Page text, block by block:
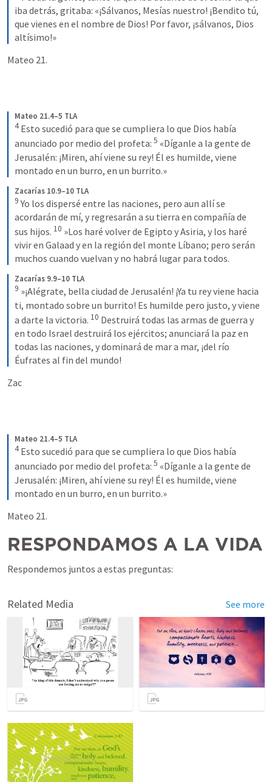
iba detrás, gritaba: «¡Sálvanos, Mesías nuestro! ¡Bendito tú,
que vienes en el nombre de Dios! Por favor, ¡sálvanos, Dios
altísimo!»
Mateo 21.
Mateo 21.4–5 TLA
4 Esto sucedió para que se cumpliera lo que Dios había
anunciado por medio del profeta: 5 «Díganle a la gente de
Jerusalén: ¡Miren, ahí viene su rey! Él es humilde, viene
montado en un burro, en un burrito.»
Zacarías 10.9–10 TLA
9 Yo los dispersé entre las naciones, pero aun allí se
acordarán de mí, y regresarán a su tierra en compañía de
sus hijos. 10 »Los haré volver de Egipto y Asiria, y los haré
vivir en Galaad y en la región del monte Líbano; pero serán
muchos cuando vuelvan y no habrá lugar para todos.
Zacarías 9.9–10 TLA
9 »¡Alégrate, bella ciudad de Jerusalén! ¡Ya tu rey viene hacia
ti, montado sobre un burrito! Es humilde pero justo, y viene
a darte la victoria. 10 Destruirá todas las armas de guerra y
en todo Israel destruirá los ejércitos; anunciará la paz en
todas las naciones, y dominará de mar a mar, ¡del río
Éufrates al fin del mundo!
Zac
Mateo 21.4–5 TLA
4 Esto sucedió para que se cumpliera lo que Dios había
anunciado por medio del profeta: 5 «Díganle a la gente de
Jerusalén: ¡Miren, ahí viene su rey! Él es humilde, viene
montado en un burro, en un burrito.»
Mateo 21.
RESPONDAMOS A LA VIDA
Respondemos juntos a estas preguntas:
Related Media See more